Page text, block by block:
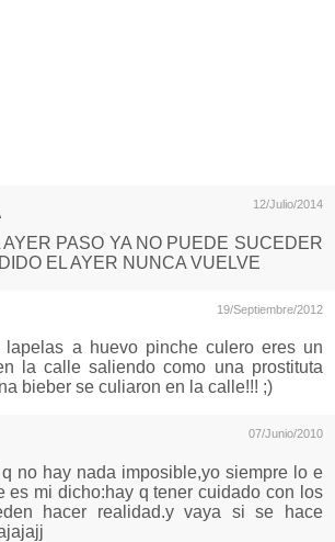
12/Julio/2014
AYER PASO YA NO PUEDE SUCEDER
EL AYER NUNCA VUELVE
19/Septiembre/2012
lapelas a huevo pinche culero eres un
la calle saliendo como una prostituta
bieber se culiaron en la calle!!! ;)
07/Junio/2010
q no hay nada imposible,yo siempre lo e
es mi dicho:hay q tener cuidado con los
hacer realidad.y vaya si se hace